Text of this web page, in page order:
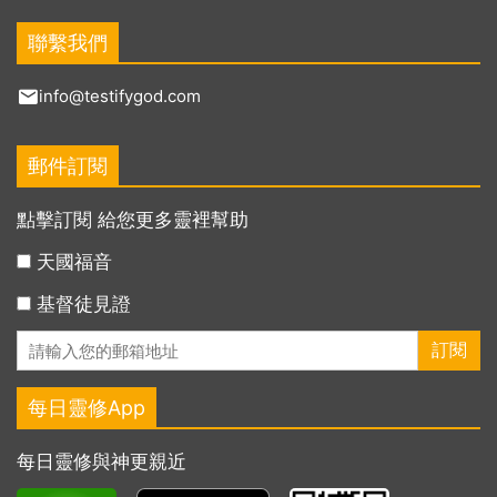
聯繫我們
info@testifygod.com
郵件訂閱
點擊訂閱 給您更多靈裡幫助
天國福音
基督徒見證
每日靈修App
每日靈修與神更親近